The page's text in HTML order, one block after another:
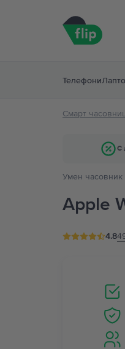
Телефони
Смарт
С
Умен часовник
Apple
4.8